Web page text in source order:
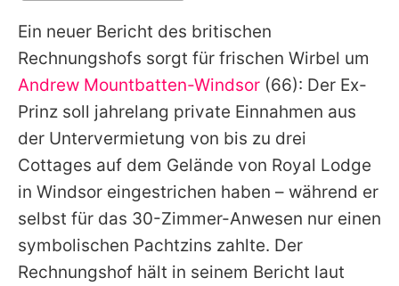
Alle Themen auf Promiflash
Jobs
App runterladen
Team
Redaktionelle Richtlinien
Impressum
Datenschutzerklärung
Ein neuer Bericht des britischen
Rechnungshofs sorgt für frischen Wirbel um
Andrew Mountbatten-Windsor (66): Der Ex-
Prinz soll jahrelang private Einnahmen aus
der Untervermietung von bis zu drei
Cottages auf dem Gelände von Royal Lodge
in Windsor eingestrichen haben – während er
selbst für das 30-Zimmer-Anwesen nur einen
symbolischen Pachtzins zahlte. Der
Rechnungshof hält in seinem Bericht laut